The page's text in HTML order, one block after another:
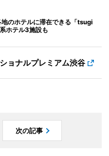
のホテルに滞在できる「tsugi
ホテル3施設も
ョナルプレミアム渋谷
次の記事